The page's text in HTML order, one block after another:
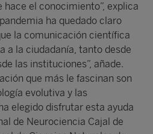
hace el conocimiento”, explica
ha quedado claro
la comunicación científica
a la ciudadanía, tanto desde
las instituciones”, añade.
que más le fascinan son
evolutiva y las
elegido disfrutar esta ayuda
de Neurociencia Cajal de